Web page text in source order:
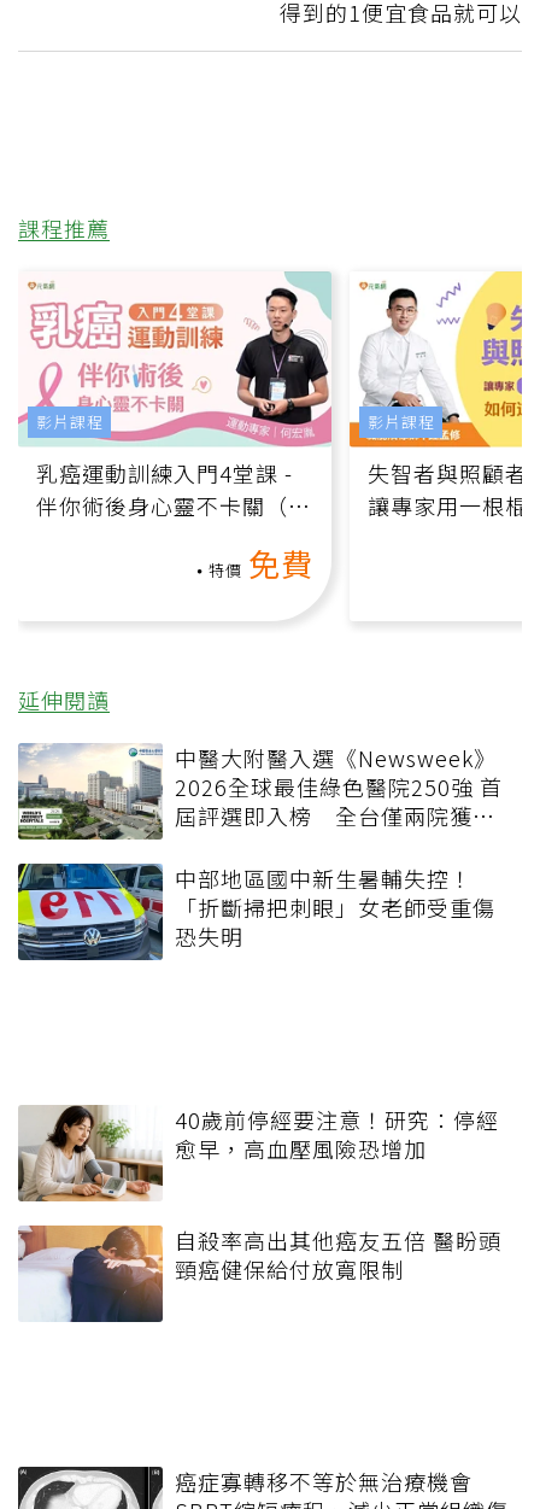
得到的1便宜食品就可以
課程推薦
乳癌運動訓練入門4堂課 -
伴你術後身心靈不卡關（線
特價 免費
影片課程
失智者與照顧者
讓專家用一根棍
影片課程
延伸閱讀
中醫大附醫入選《Newsweek》
2026全球最佳綠色醫院250強 首
屆評選即入榜 全台僅兩院獲
中部地區國中新生暑輔失控！
「折斷掃把刺眼」女老師受重傷
恐失明
40歲前停經要注意！研究：停經
愈早，高血壓風險恐增加
自殺率高出其他癌友五倍 醫盼頭
頸癌健保給付放寬限制
癌症寡轉移不等於無治療機會